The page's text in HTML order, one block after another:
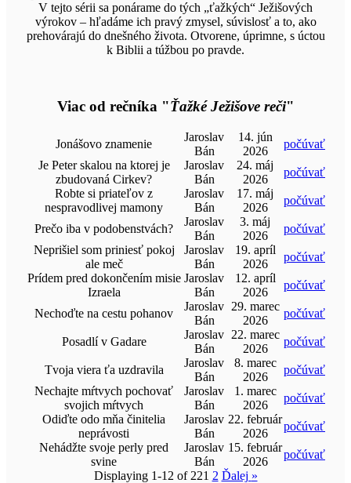
V tejto sérii sa ponárame do tých „ťažkých“ Ježišových
výrokov – hľadáme ich pravý zmysel, súvislosť a to, ako
prehovárajú do dnešného života. Otvorene, úprimne, s úctou
k Biblii a túžbou po pravde.
Viac od rečníka "Ťažké Ježišove reči"
Jonášovo znamenie
Jaroslav
Bán
14. jún
2026
počúvať
Je Peter skalou na ktorej je
zbudovaná Cirkev?
Jaroslav
Bán
24. máj
2026
počúvať
Robte si priateľov z
nespravodlivej mamony
Jaroslav
Bán
17. máj
2026
počúvať
Prečo iba v podobenstvách?
Jaroslav
Bán
3. máj
2026
počúvať
Neprišiel som priniesť pokoj
ale meč
Jaroslav
Bán
19. apríl
2026
počúvať
Prídem pred dokončením misie
Izraela
Jaroslav
Bán
12. apríl
2026
počúvať
Nechoďte na cestu pohanov
Jaroslav
Bán
29. marec
2026
počúvať
Posadlí v Gadare
Jaroslav
Bán
22. marec
2026
počúvať
Tvoja viera ťa uzdravila
Jaroslav
Bán
8. marec
2026
počúvať
Nechajte mŕtvych pochovať
svojich mŕtvych
Jaroslav
Bán
1. marec
2026
počúvať
Odiďte odo mňa činitelia
neprávosti
Jaroslav
Bán
22. február
2026
počúvať
Nehádžte svoje perly pred
svine
Jaroslav
Bán
15. február
2026
počúvať
Displaying 1-12 of 221 2 Ďalej »